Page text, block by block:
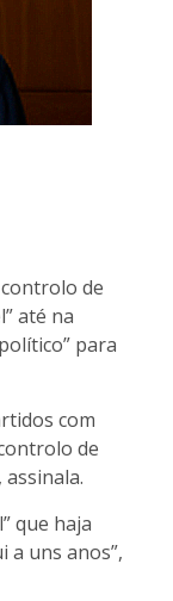
de
até na
para
com
de
que haja
a uns anos”,